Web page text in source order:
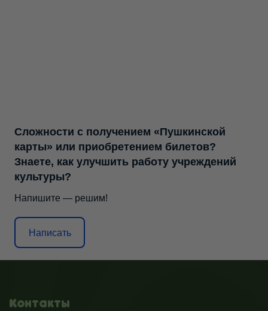
Сложности с получением «Пушкинской
карты» или приобретением билетов?
Знаете, как улучшить работу учреждений
культуры?
Напишите — решим!
Написать
Контакты